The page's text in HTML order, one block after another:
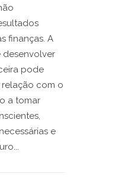
finanças. A
desenvolver
pode
relação com o
a tomar
e